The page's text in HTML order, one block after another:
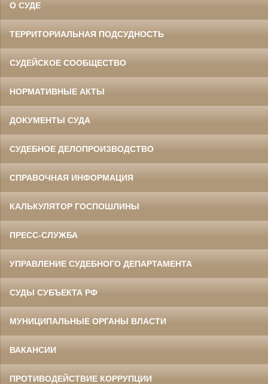
О СУДЕ
ТЕРРИТОРИАЛЬНАЯ ПОДСУДНОСТЬ
СУДЕЙСКОЕ СООБЩЕСТВО
НОРМАТИВНЫЕ АКТЫ
ДОКУМЕНТЫ СУДА
СУДЕБНОЕ ДЕЛОПРОИЗВОДСТВО
СПРАВОЧНАЯ ИНФОРМАЦИЯ
КАЛЬКУЛЯТОР ГОСПОШЛИНЫ
ПРЕСС-СЛУЖБА
УПРАВЛЕНИЕ СУДЕБНОГО ДЕПАРТАМЕНТА
СУДЫ СУБЪЕКТА РФ
МУНИЦИПАЛЬНЫЕ ОРГАНЫ ВЛАСТИ
ВАКАНСИИ
ПРОТИВОДЕЙСТВИЕ КОРРУПЦИИ